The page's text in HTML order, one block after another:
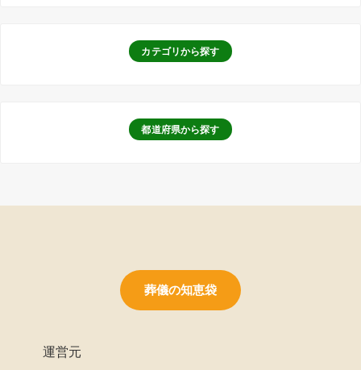
カテゴリから探す
都道府県から探す
葬儀の知恵袋
運営元